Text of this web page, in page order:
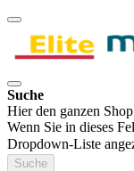
Suche
Hier den ganzen
Wenn Sie in dieses
Dropdown-Liste
Suche